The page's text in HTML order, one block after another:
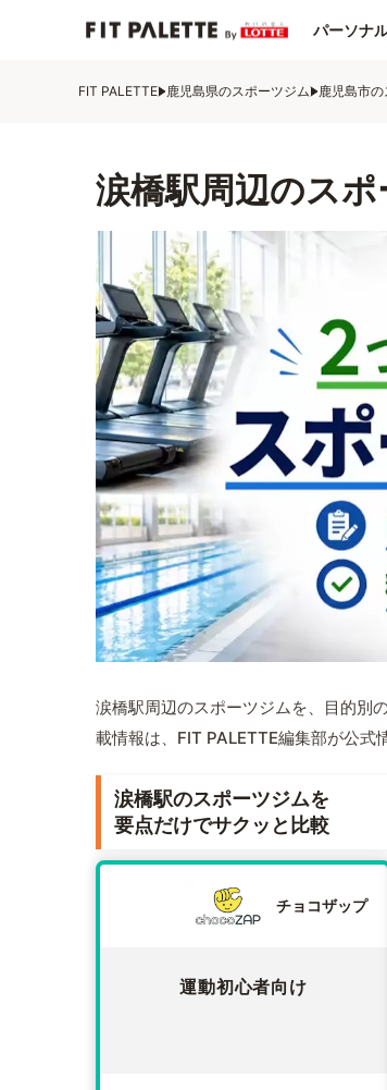
パーソナ
FIT PALETTE 鹿児島県のスポーツジム 鹿児島市
涙橋駅周辺のス
涙橋駅周辺のスポーツジムを、目的別
載情報は、FIT PALETTE編集部が公式
涙橋駅のスポーツジムを
要点だけでサクッと比較
チョコザップ
運動初心者向け